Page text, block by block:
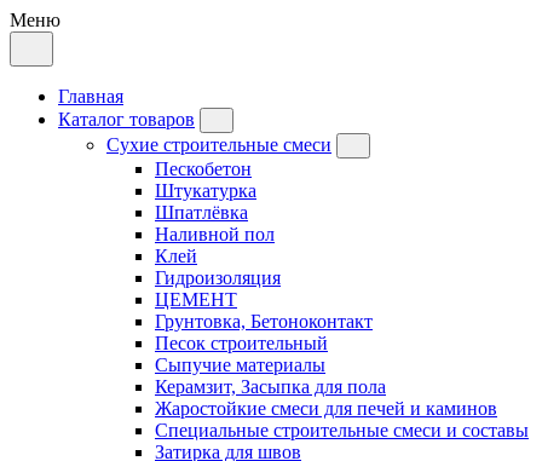
Меню
Главная
Каталог товаров
Сухие строительные смеси
Пескобетон
Штукатурка
Шпатлёвка
Наливной пол
Клей
Гидроизоляция
ЦЕМЕНТ
Грунтовка, Бетоноконтакт
Песок строительный
Сыпучие материалы
Керамзит, Засыпка для пола
Жаростойкие смеси для печей и каминов
Специальные строительные смеси и составы
Затирка для швов